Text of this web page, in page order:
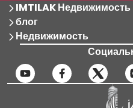
IMTILAK Недвижимость
блог
Недвижимость